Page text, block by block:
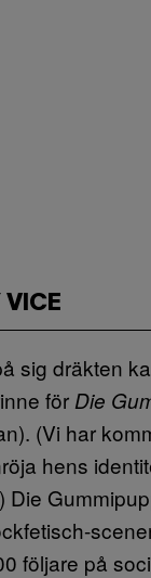
VICE
sig dräkten
för Die
(Vi har
hens
Die
följare på